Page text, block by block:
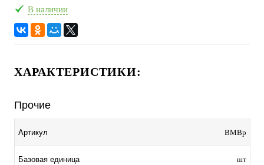
В наличии
ХАРАКТЕРИСТИКИ:
Прочие
Артикул BMBp
Базовая единица шт